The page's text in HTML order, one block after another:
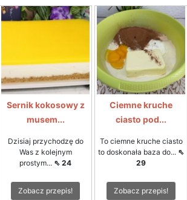
Sernik kokosowy z
musem...
Dzisiaj przychodzę do
Was z kolejnym
prostym... ⇖ 24
Zobacz przepis!
Ciemne kruche
ciasto pod...
To ciemne kruche ciasto
to doskonała baza do... ⇖
29
Zobacz przepis!